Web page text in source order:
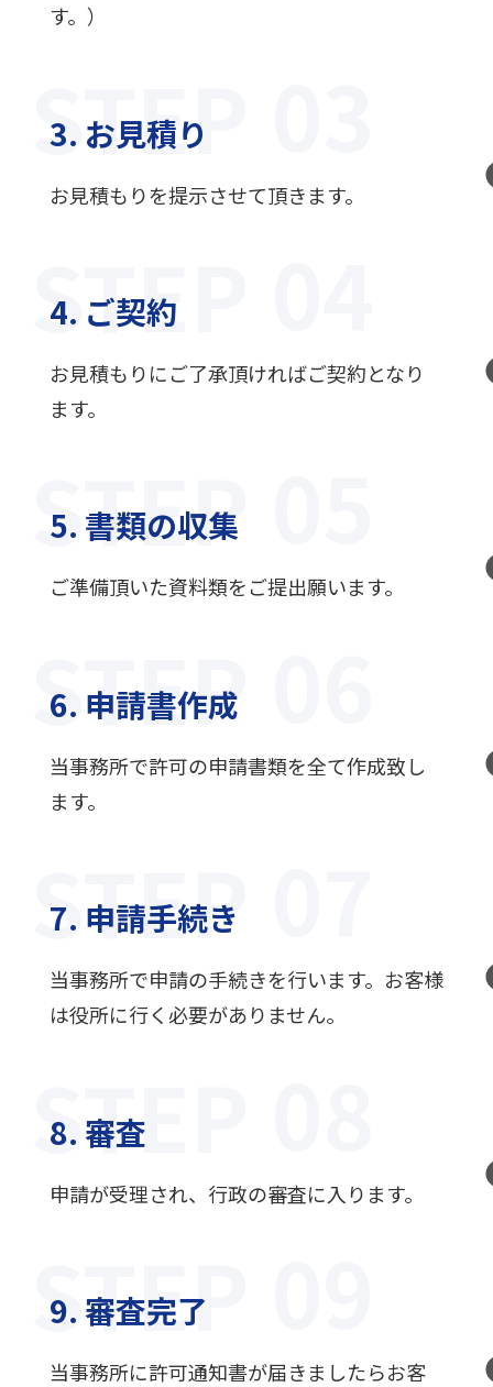
す。）
STEP
3. お見積り
お見積もりを提示させて頂きます。
STEP
4. ご契約
お見積もりにご了承頂ければご契約となり
ます。
STEP
5. 書類の収集
ご準備頂いた資料類をご提出願います。
STEP
6. 申請書作成
当事務所で許可の申請書類を全て作成致し
ます。
STEP
7. 申請手続き
当事務所で申請の手続きを行います。お客様
は役所に行く必要がありません。
STEP
8. 審査
申請が受理され、行政の審査に入ります。
STEP
9. 審査完了
当事務所に許可通知書が届きましたらお客